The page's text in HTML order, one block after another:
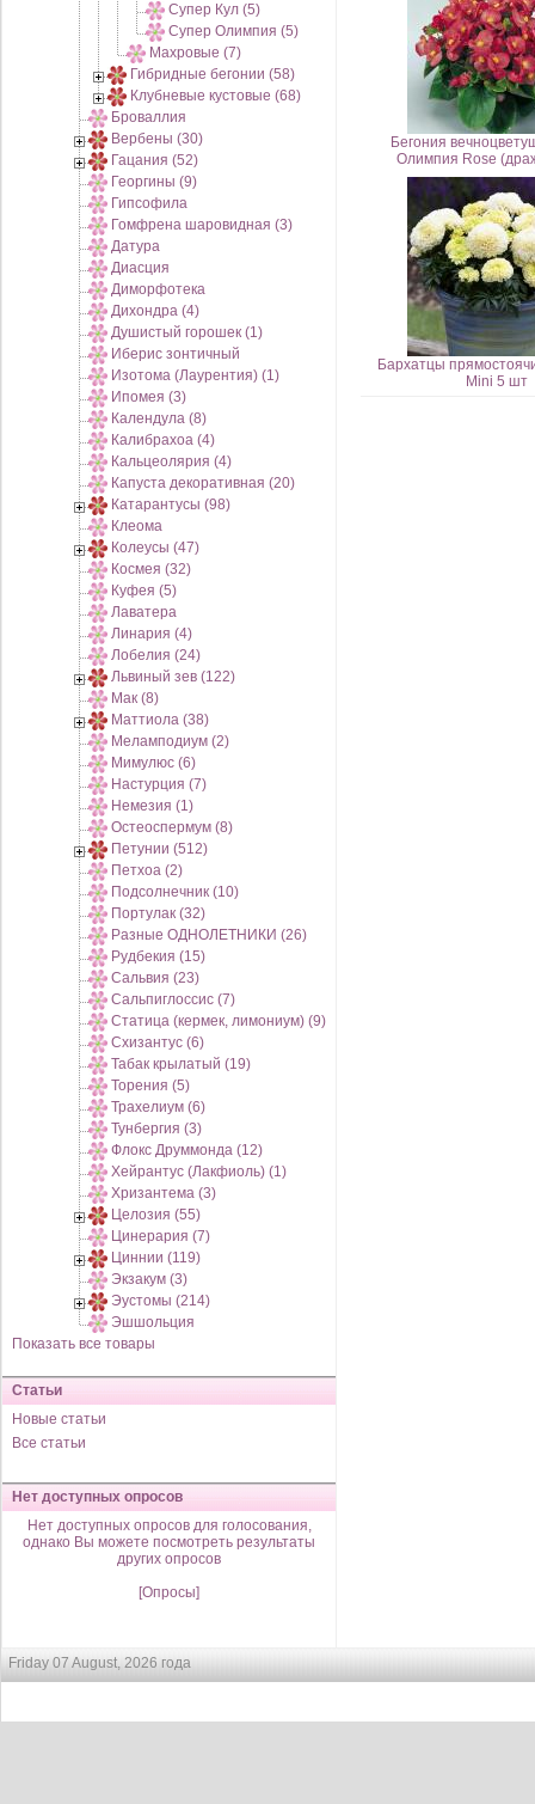
Супер Кул (5)
Супер Олимпия (5)
Махровые (7)
Гибридные бегонии (58)
Клубневые кустовые (68)
Броваллия
Вербены (30)
Гацания (52)
Георгины (9)
Гипсофила
Гомфрена шаровидная (3)
Датура
Диасция
Диморфотека
Дихондра (4)
Душистый горошек (1)
Иберис зонтичный
Изотома (Лаурентия) (1)
Ипомея (3)
Календула (8)
Калибрахоа (4)
Кальцеолярия (4)
Капуста декоративная (20)
Катарантусы (98)
Клеома
Колеусы (47)
Космея (32)
Куфея (5)
Лаватера
Линария (4)
Лобелия (24)
Львиный зев (122)
Мак (8)
Маттиола (38)
Меламподиум (2)
Мимулюс (6)
Настурция (7)
Немезия (1)
Остеоспермум (8)
Петунии (512)
Петхоа (2)
Подсолнечник (10)
Портулак (32)
Разные ОДНОЛЕТНИКИ (26)
Рудбекия (15)
Сальвия (23)
Сальпиглоссис (7)
Статица (кермек, лимониум) (9)
Схизантус (6)
Табак крылатый (19)
Торения (5)
Трахелиум (6)
Тунбергия (3)
Флокс Друммонда (12)
Хейрантус (Лакфиоль) (1)
Хризантема (3)
Целозия (55)
Цинерария (7)
Циннии (119)
Экзакум (3)
Эустомы (214)
Эшшольция
Показать все товары
Статьи
Новые статьи
Все статьи
Нет доступных опросов
Нет доступных опросов для голосования,
однако Вы можете посмотреть результаты
других опросов
[Опросы]
Бегония
Олимпия Rose
Бархатцы
Mini 5 шт
Friday 07 August, 2026 года